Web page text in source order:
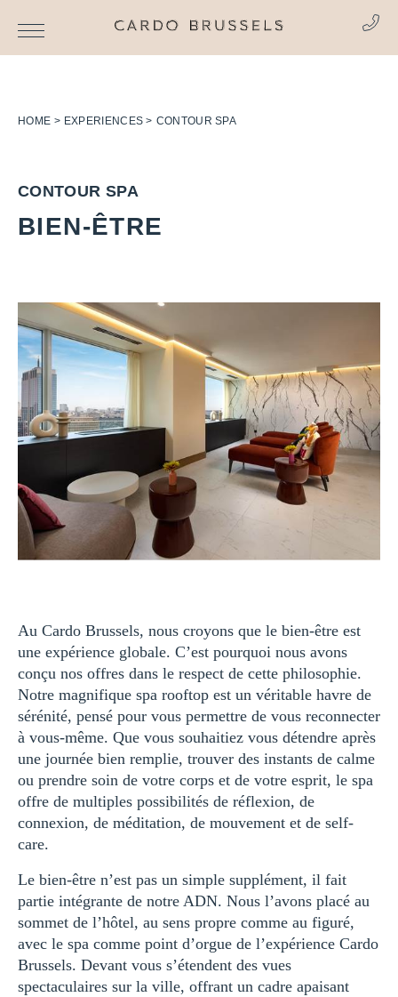
HOME EXPERIENCES CONTOUR SPA
CONTOUR SPA
BIEN-ÊTRE
Au Cardo Brussels, nous croyons que le bien-être est
une expérience globale. C’est pourquoi nous avons
conçu nos offres dans le respect de cette philosophie.
Notre magnifique spa rooftop est un véritable havre de
sérénité, pensé pour vous permettre de vous reconnecter
à vous-même. Que vous souhaitiez vous détendre après
une journée bien remplie, trouver des instants de calme
ou prendre soin de votre corps et de votre esprit, le spa
offre de multiples possibilités de réflexion, de
connexion, de méditation, de mouvement et de self-
care.
Le bien-être n’est pas un simple supplément, il fait
partie intégrante de notre ADN. Nous l’avons placé au
sommet de l’hôtel, au sens propre comme au figuré,
avec le spa comme point d’orgue de l’expérience Cardo
Brussels. Devant vous s’étendent des vues
spectaculaires sur la ville, offrant un cadre apaisant